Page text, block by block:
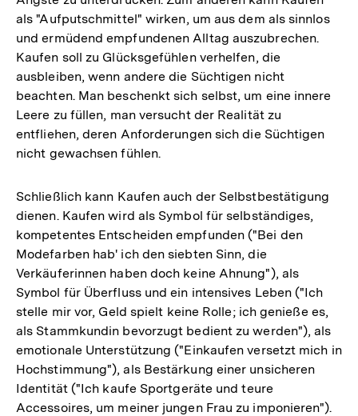
als "Aufputschmittel" wirken, um aus dem als sinnlos
und ermüdend empfundenen Alltag auszubrechen.
Kaufen soll zu Glücksgefühlen verhelfen, die
ausbleiben, wenn andere die Süchtigen nicht
beachten. Man beschenkt sich selbst, um eine innere
Leere zu füllen, man versucht der Realität zu
entfliehen, deren Anforderungen sich die Süchtigen
nicht gewachsen fühlen.
Schließlich kann Kaufen auch der Selbstbestätigung
dienen. Kaufen wird als Symbol für selbständiges,
kompetentes Entscheiden empfunden ("Bei den
Modefarben hab' ich den siebten Sinn, die
Verkäuferinnen haben doch keine Ahnung"), als
Symbol für Überfluss und ein intensives Leben ("Ich
stelle mir vor, Geld spielt keine Rolle; ich genieße es,
als Stammkundin bevorzugt bedient zu werden"), als
emotionale Unterstützung ("Einkaufen versetzt mich in
Hochstimmung"), als Bestärkung einer unsicheren
Identität ("Ich kaufe Sportgeräte und teure
Accessoires, um meiner jungen Frau zu imponieren").